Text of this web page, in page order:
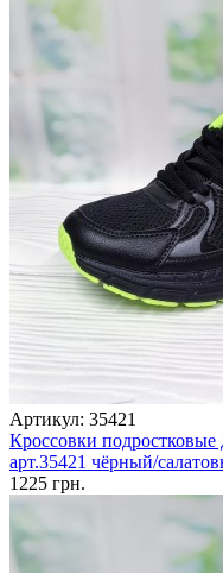
Артикул: 35421
Кроссовки подростковые
арт.35421 чёрный/
1225 грн.